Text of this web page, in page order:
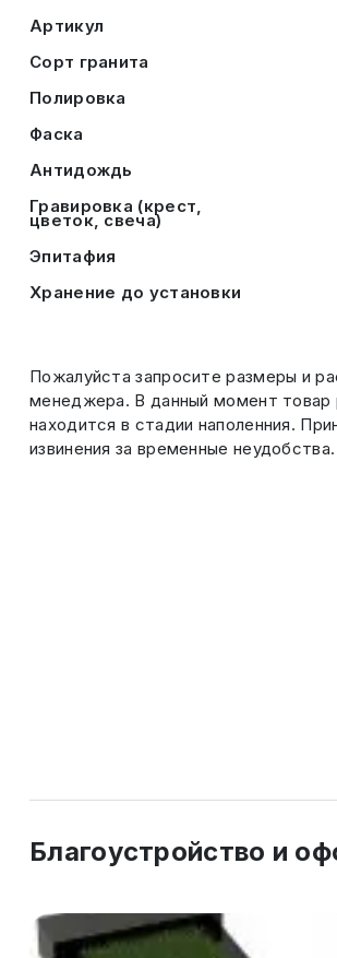
Артикул
Сорт гранита
Полировка
Фаска
Антидождь
Гравировка (крест,
цветок, свеча)
Эпитафия
Хранение до установки
Пожалуйста запросите размеры и
менеджера. В данный момент товар
находится в стадии наполенния.
извинения за временные неудобства.
Благоустройство и